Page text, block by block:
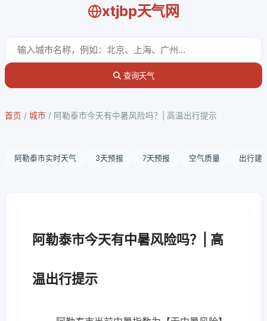
xtjbp天气网
查询天气
首页 / 城市 / 阿勒泰市今天有中暑风险吗？| 高温出行提示
阿勒泰市实时天气 3天预报 7天预报 空气质量 出行建
阿勒泰市今天有中暑风险吗？| 高
温出行提示